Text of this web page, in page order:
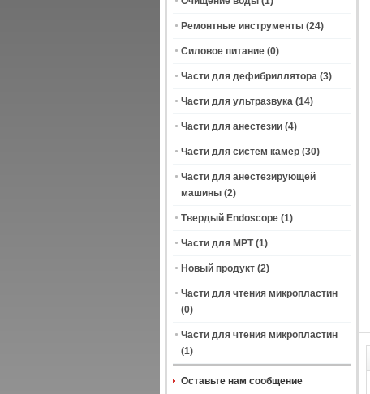
Ремонтные инструменты (24)
Силовое питание (0)
Части для дефибриллятора (3)
Части для ультразвука (14)
Части для анестезии (4)
Части для систем камер (30)
Части для анестезирующей
машины (2)
Твердый Endoscope (1)
Части для МРТ (1)
Новый продукт (2)
Части для чтения микропластин
(0)
Части для чтения микропластин
(1)
Оставьте нам сообщение